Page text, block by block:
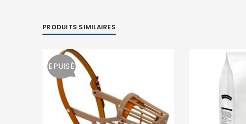
PRODUITS SIMILAIRES
EPUISÉ